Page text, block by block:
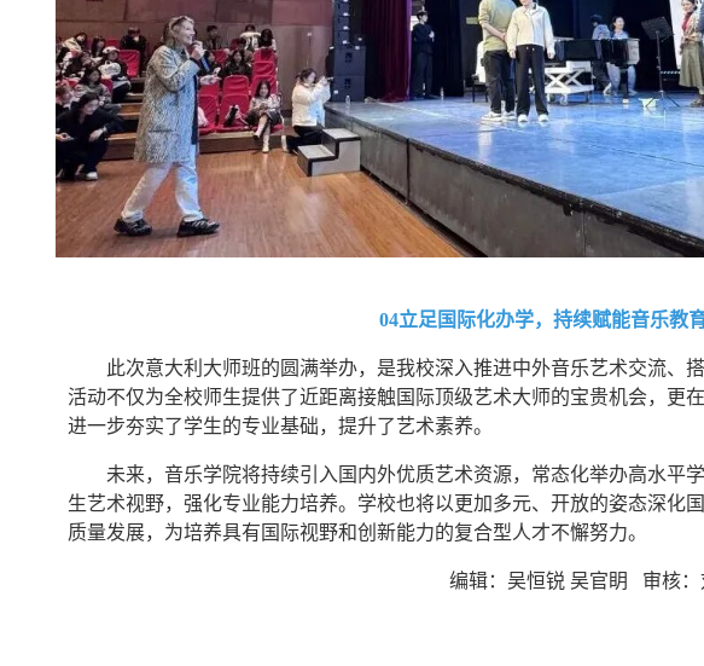
04立足国际化办学，持续赋能音乐教
此次意大利大师班的圆满举办，是我校深入推进中外音乐艺术交流、
活动不仅为全校师生提供了近距离接触国际顶级艺术大师的宝贵机会，更
进一步夯实了学生的专业基础，提升了艺术素养。
未来，音乐学院将持续引入国内外优质艺术资源，常态化举办高水平
生艺术视野，强化专业能力培养。学校也将以更加多元、开放的姿态深化
质量发展，为培养具有国际视野和创新能力的复合型人才不懈努力。
编辑：吴恒锐 吴官眀 审核